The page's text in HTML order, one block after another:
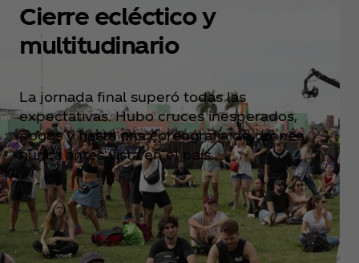
Cierre ecléctico y
multitudinario
La jornada final superó todas las
expectativas. Hubo cruces inesperados,
pogos y hasta una coreografía de drones
nunca antes vista en el país.